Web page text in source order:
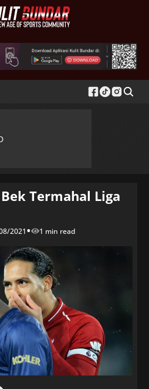
Termahal Liga
2021• 1 min read